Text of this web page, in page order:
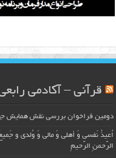
قرآنی – آکادمی
دومین فراخوان بررسی نقش همایش
اُعیذُ نَفسی وَ أهلی وَ مالی وَ وُلدی و
الرَّحمنِ الرَّحیمِ